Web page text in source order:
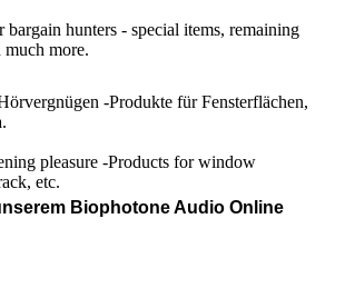
bargain hunters - special items, remaining
much more.
-Produkte für Fensterflächen,
pleasure -Products for window
etc.
Biophotone Audio Online